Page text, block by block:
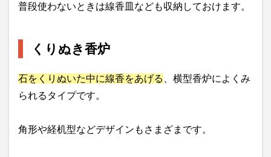
普段使わないときは線香皿なども収納しておけます。
くりぬき香炉
石をくりぬいた中に線香をあげる
、横型香炉によくみ
られるタイプです。
角形や経机型などデザインもさまざまです。